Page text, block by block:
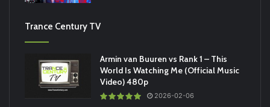
Trance Century TV
Armin van Buuren vs Rank 1 – This
World Is Watching Me (Official Music
Video) 480p
2026-02-06